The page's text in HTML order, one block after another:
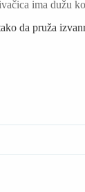
ima dužu
da pruža